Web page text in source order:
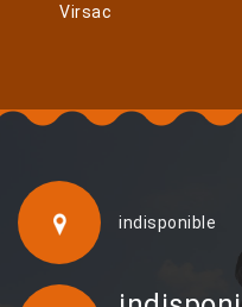
Virsac
indisponible